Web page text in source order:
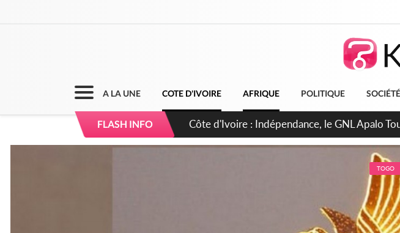
A LA UNE COTE D'IVOIRE AFRIQUE POLITIQUE SOCIÉTÉ
FLASH INFO
Sierra Leone : Un projet de réforme
d'avance
TOGO